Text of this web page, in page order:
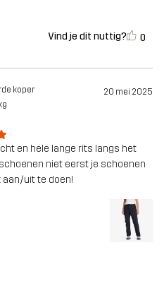
Vind je dit nuttig? 0
koper 20 mei 2025
en hele lange rits langs het
niet eerst je schoenen
aan/uit te doen!